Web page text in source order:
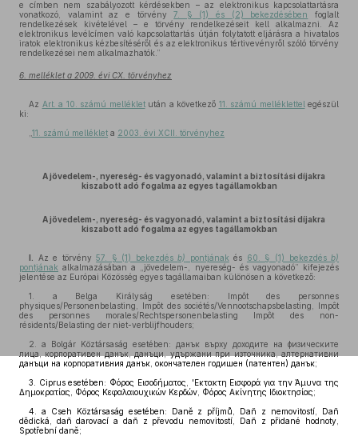
e címben nem szabályozott kérdésekben – az elektronikus kapcsolattartásra
vonatkozó, valamint az e törvény7. § (1) és (2) bekezdésében
foglalt
rendelkezések kivételével – e törvény rendelkezéseit kell alkalmazni. Az
elektronikus levélcímen való kapcsolattartás útján folytatott eljárásra a hivatalos
iratok elektronikus kézbesítéséről és az elektronikus tértivevényről szóló törvény
rendelkezései nem alkalmazhatók.”
6. melléklet a 2009. évi CX. törvényhez
Az Art. a 10. számú mellékletután a következő 11. számú melléklettel egészül
ki:
11. számú melléklet a 2003. évi XCII. törvényhez
A jövedelem-, nyereség- és vagyonadó, valamint a biztosítási díjakra
kiszabott adó fogalma az egyes tagállamokban
A jövedelem-, nyereség- és vagyonadó, valamint a biztosítási díjakra
kiszabott adó fogalma az egyes tagállamokban
I. Az e törvény57. § (1) bekezdésb) pontjának és 60. § (1) bekezdésb)
pontjának alkalmazásában a „jövedelem-, nyereség- és vagyonadó” kifejezés
jelentése az Európai Közösség egyes tagállamaiban különösen a következő:
1. a Belga Királyság esetében: Impôt des personnes
physiques/Personenbelasting, Impôt des sociétés/Vennootschapsbelasting, Impôt
des personnes morales/Rechtspersonenbelasting Impôt des non-
résidents/Belasting der niet-verblijfhouders;
2. a Bolgár Köztársaság esetében: данък върху доходите на физическите
лица, корпоративен данък, данъци, удържани при източника, алтернативни
данъци на корпоративния данък, окончателен годишен (патентен) данък;
3. Ciprus esetében: Φόρος Εισοδήματος, 'Εκτακτη Εισφορά για την Άμυνα της
Δημοκρατίας, Φόρος Κεφαλαιουχικών Κερδών, Φόρος Ακίνητης Ιδιοκτησίας;
4. a Cseh Köztársaság esetében: Daně z příjmů, Daň z nemovitostí, Daň
dědická, daň darovací a daň z převodu nemovitostí, Daň z přidané hodnoty,
Spotřební daně;